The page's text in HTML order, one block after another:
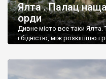
Ялта . Палац
орди
Дивне місто все таки Ялта.
і бідністю, між розкішшю і